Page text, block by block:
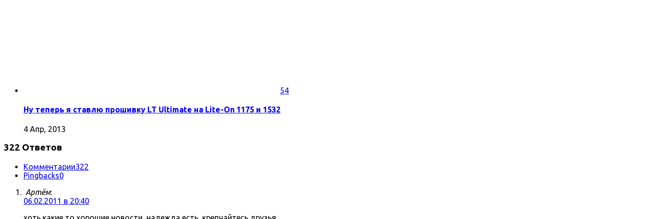
54
Ну теперь я ставлю прошивку LT Ultimate на Lite-On 1175 и 1532
4 Апр, 2013
322 Ответов
Комментарии322
Pingbacks0
Артём:
06.02.2011 в 20:40